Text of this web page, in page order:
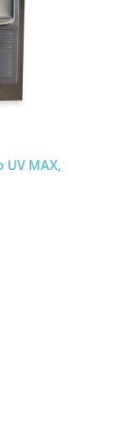
UV MAX,